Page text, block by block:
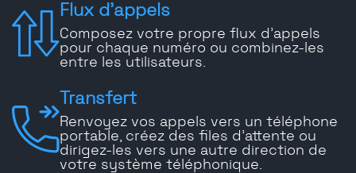
Flux d'appels
Composez votre propre flux d'appels
pour chaque numéro ou combinez-les
entre les utilisateurs.
Transfert
Renvoyez vos appels vers un téléphone
portable, créez des files d'attente ou
dirigez-les vers une autre direction de
votre système téléphonique.